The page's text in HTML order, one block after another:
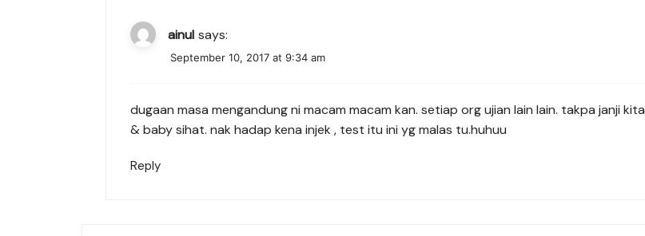
ainul says:
September 10, 2017 at 9:34 am
dugaan masa mengandung ni macam macam kan. setiap org ujian lain lain. takpa janji kita
& baby sihat. nak hadap kena injek , test itu ini yg malas tu.huhuu
Reply